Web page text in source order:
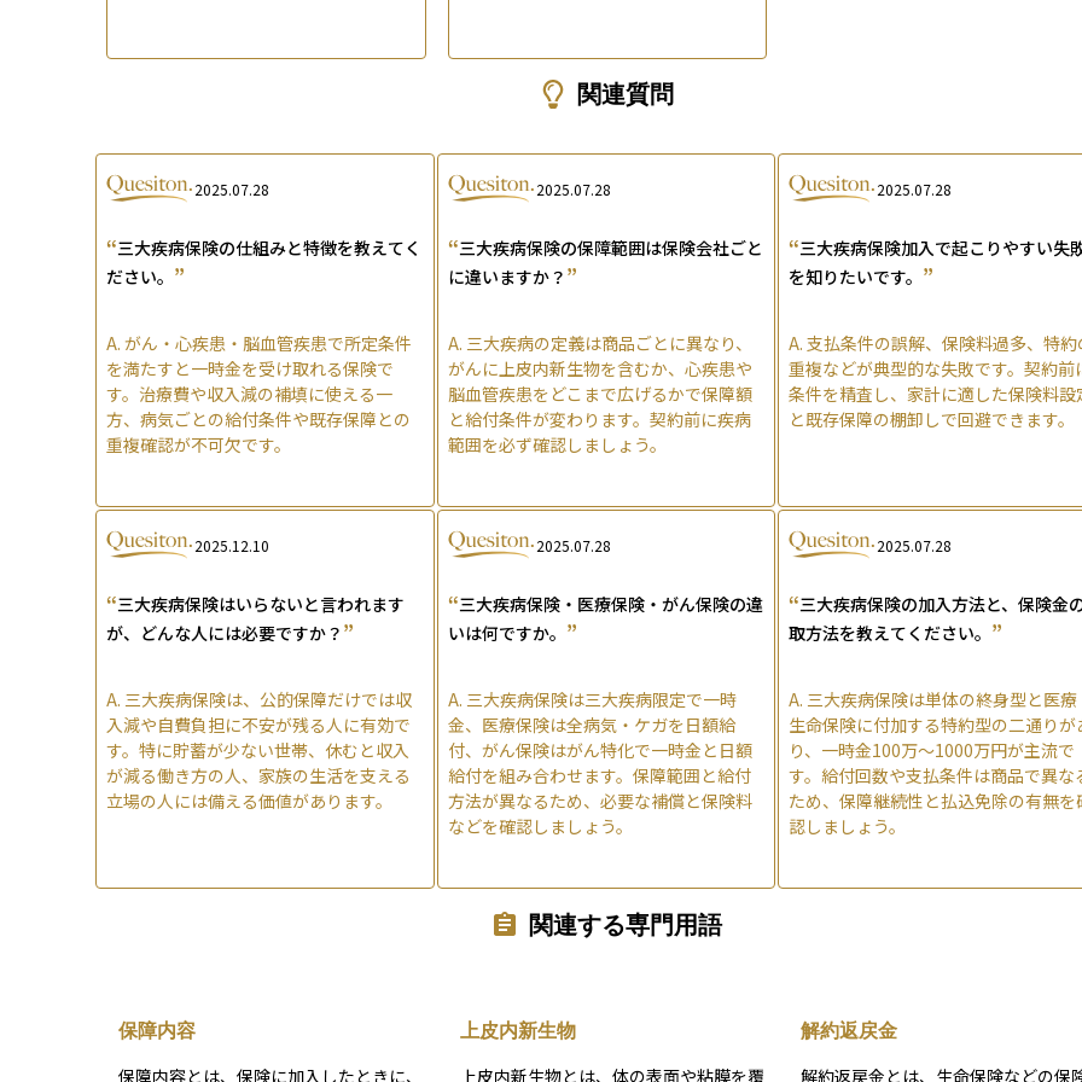
関連質問
2025.07.28
“三大疾病保険の仕組みと特徴を教えてく
ださい。 ”
A. がん・心疾患・脳血管疾患で所定条件
を満たすと一時金を受け取れる保険で
す。治療費や収入減の補填に使える一
方、病気ごとの給付条件や既存保障との
重複確認が不可欠です。
2025.07.28
“三大疾病保険の保障範囲は保険会社ごと
に違いますか？ ”
A. 三大疾病の定義は商品ごとに異なり、
がんに上皮内新生物を含むか、心疾患や
脳血管疾患をどこまで広げるかで保障額
と給付条件が変わります。契約前に疾病
範囲を必ず確認しましょう。
2025.07.28
“三大疾病保険加入で起こりやすい失
を知りたいです。 ”
A.支払条件の誤解、保険料過多、特約
重複などが典型的な失敗です。契約前
条件を精査し、家計に適した保険料設
と既存保障の棚卸しで回避できます。
2025.12.10
“三大疾病保険はいらないと言われます
が、どんな人には必要ですか？ ”
A. 三大疾病保険は、公的保障だけでは収
入減や自費負担に不安が残る人に有効で
す。特に貯蓄が少ない世帯、休むと収入
が減る働き方の人、家族の生活を支える
立場の人には備える価値があります。
2025.07.28
“三大疾病保険・医療保険・がん保険の違
いは何ですか。 ”
A. 三大疾病保険は三大疾病限定で一時
金、医療保険は全病気・ケガを日額給
付、がん保険はがん特化で一時金と日額
給付を組み合わせます。保障範囲と給付
方法が異なるため、必要な補償と保険料
などを確認しましょう。
2025.07.28
“三大疾病保険の加入方法と、保険金
取方法を教えてください。 ”
A. 三大疾病保険は単体の終身型と医療
生命保険に付加する特約型の二通りが
り、一時金100万〜1000万円が主流で
す。給付回数や支払条件は商品で異な
ため、保障継続性と払込免除の有無を
認しましょう。
関連する専門用語
保障内容
保障内容とは、保険に加入したときに、
上皮内新生物
上皮内新生物とは、体の表面や粘膜を覆
解約返戻金
解約返戻金とは、生命保険などの保